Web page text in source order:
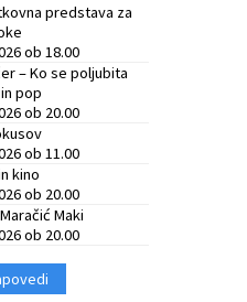
predstava za
ob 18.00
– Ko se poljubita
pop
ob 20.00
ob 11.00
kino
ob 20.00
Maki
ob 20.00